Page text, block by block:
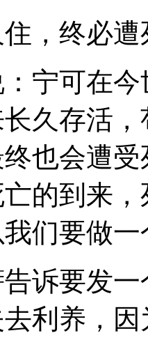
终必遭
可在今
久存活
也会遭
的到来
们要做
要发一
利养，